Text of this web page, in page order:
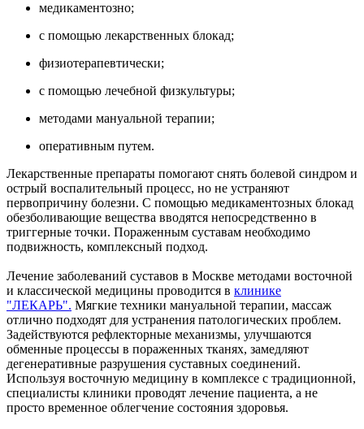
медикаментозно;
с помощью лекарственных блокад;
физиотерапевтически;
с помощью лечебной физкультуры;
методами мануальной терапии;
оперативным путем.
Лекарственные препараты помогают снять болевой синдром и
острый воспалительный процесс, но не устраняют
первопричину болезни. С помощью медикаментозных блокад
обезболивающие вещества вводятся непосредственно в
триггерные точки. Пораженным суставам необходимо
подвижность, комплексный подход.
Лечение заболеваний суставов в Москве методами восточной
и классической медицины проводится в клинике
"ЛЕКАРЬ". Мягкие техники мануальной терапии, массаж
отлично подходят для устранения патологических проблем.
Задействуются рефлекторные механизмы, улучшаются
обменные процессы в пораженных тканях, замедляют
дегенеративные разрушения суставных соединений.
Используя восточную медицину в комплексе с традиционной,
специалисты клиники проводят лечение пациента, а не
просто временное облегчение состояния здоровья.